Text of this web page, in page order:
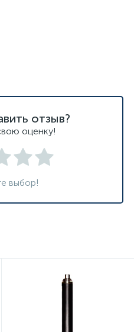
отзыв?
оценку!
выбор!